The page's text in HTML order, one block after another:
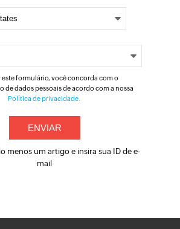
este formulário, você concorda com o
de dados pessoais de acordo com a nossa
Política de privacidade.
menos um artigo e insira sua ID de e-
mail